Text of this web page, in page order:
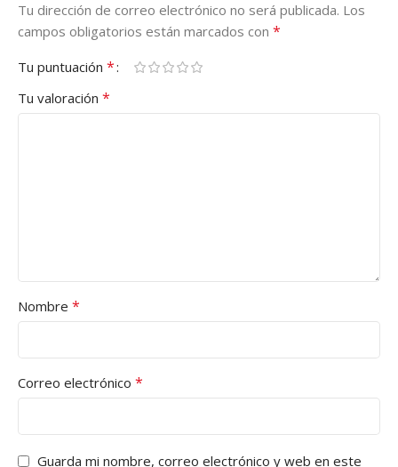
Tu dirección de correo electrónico no será publicada. Los
campos obligatorios están marcados con *
Tu puntuación *
Tu valoración *
Nombre *
Correo electrónico *
Guarda mi nombre, correo electrónico y web en este